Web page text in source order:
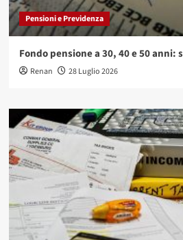
Pensioni e Previdenza
Fondo pensione a 30, 40 e 50
Renan 28 Luglio 2026